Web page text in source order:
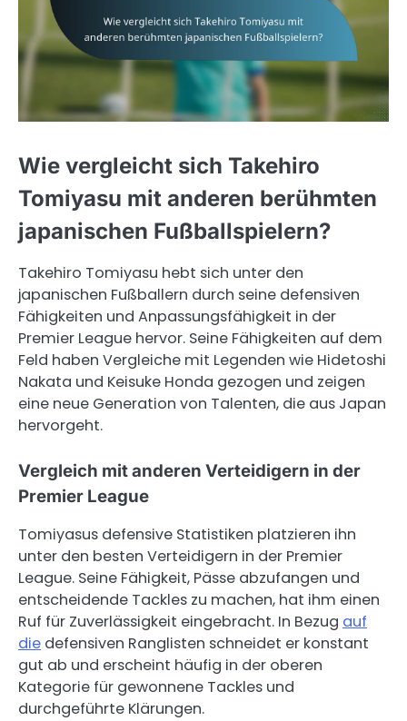
Wie vergleicht sich Takehiro
Tomiyasu mit anderen berühmten
japanischen Fußballspielern?
Takehiro Tomiyasu hebt sich unter den
japanischen Fußballern durch seine defensiven
Fähigkeiten und Anpassungsfähigkeit in der
Premier League hervor. Seine Fähigkeiten auf dem
Feld haben Vergleiche mit Legenden wie Hidetoshi
Nakata und Keisuke Honda gezogen und zeigen
eine neue Generation von Talenten, die aus Japan
hervorgeht.
Vergleich mit anderen Verteidigern in der
Premier League
Tomiyasus defensive Statistiken platzieren ihn
unter den besten Verteidigern in der Premier
League. Seine Fähigkeit, Pässe abzufangen und
entscheidende Tackles zu machen, hat ihm einen
Ruf für Zuverlässigkeit eingebracht. In Bezug auf
die defensiven Ranglisten schneidet er konstant
gut ab und erscheint häufig in der oberen
Kategorie für gewonnene Tackles und
durchgeführte Klärungen.